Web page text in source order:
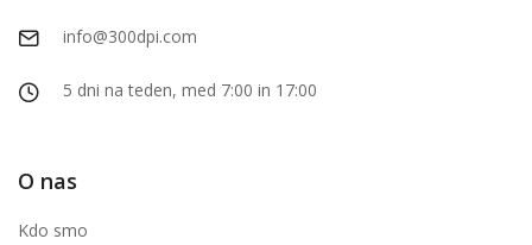
info@300dpi.com
5 dni na teden, med 7:00 in 17:00
O nas
Kdo smo